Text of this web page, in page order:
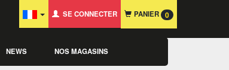
SE CONNECTER PANIER 0
NEWS NOS MAGASINS